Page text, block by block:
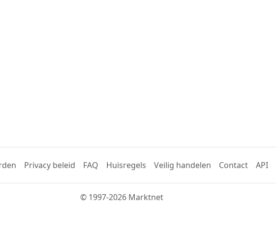
Privacy beleid FAQ Huisregels Veilig handelen Contact API
© 1997-2026 Marktnet